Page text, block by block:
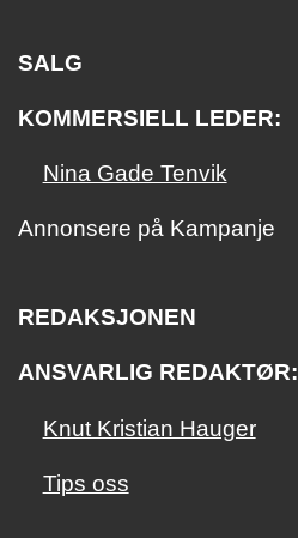
SALG
KOMMERSIELL LEDER:
Nina Gade Tenvik
Annonsere på Kampanje
REDAKSJONEN
ANSVARLIG REDAKTØR:
Knut Kristian Hauger
Tips oss